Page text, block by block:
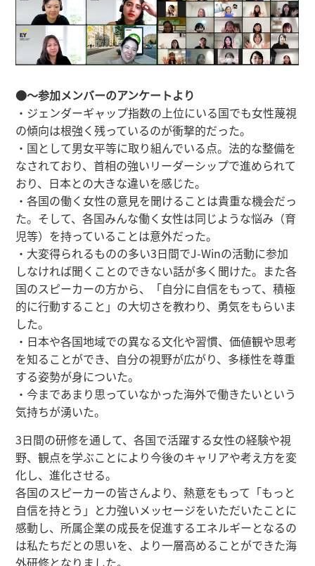
●～参加メンバーのアンケートより
・ジェンダーギャップ指数の上位にいる国でも女性蔑視
の傾向は根強く残っているのが衝撃的だった。
・国として男女平等に取り組んでいる点。法的な整備を
なされており、首相の強いリーダーシップで進められて
おり、日本との大きな違いを感じた。
・各国の働く女性の意見を聞けることは貴重な機会だっ
た。そして、各国みんな働く女性は同じような悩み（育
児等）を持っていることは意外だった。
・大変得られるものの多い3日間でJ-Winの活動に参加
しなければ聞くことのできない話が多く聞けた。また各
国のスピーカーの方から、「自分に自信をもって、積極
的に行動すること」の大切さを教わり、勇気をもらいま
した。
・日本や各国地域での異なる文化や習慣、価値観や思考
を知ることができ、自分の視野が広がり、多様性を尊重
する姿勢が身についた。
・今まであまり思っていなかった海外で働きたいという
気持ちが湧いた。
3日間の研修を通して、各国で活躍する女性の経験や視
野、観点を学ぶことにより今後のキャリアや考え方を変
化し、進化させる。
各国のスピーカーの皆さんより、熱意をもって「もっと
自信を持とう」と力強いメッセージをいただいたことに
感動し、所属企業の成長を促進するエネルギーとなるの
は私たちだとの思いを、より一層高めることができた海
外研修となりました。